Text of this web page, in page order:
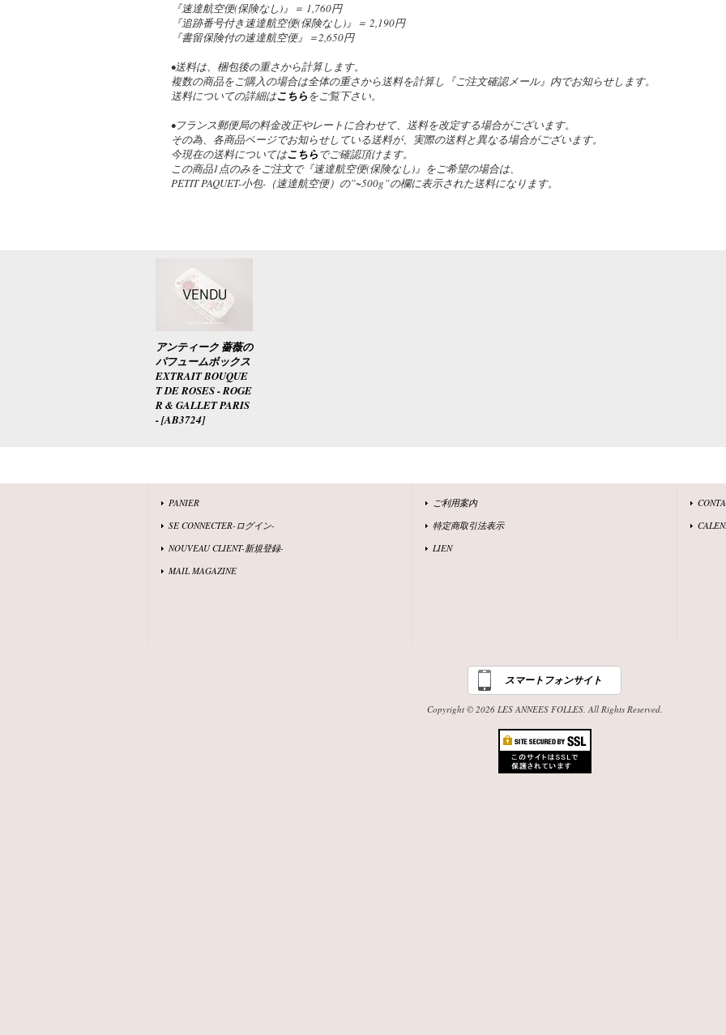
『速達航空便(保険なし)』＝ 1,760円
『追跡番号付き速達航空便(保険なし)』＝ 2,190円
『書留保険付の速達航空便』＝2,650円
•送料は、梱包後の重さから計算します。
複数の商品をご購入の場合は全体の重さから送料を計算し『ご注文確認メール』内でお知らせします。
送料についての詳細はこちらをご覧下さい。
•フランス郵便局の料金改正やレートに合わせて、送料を改定する場合がございます。
その為、各商品ページでお知らせしている送料が、実際の送料と異なる場合がございます。
今現在の送料についてはこちらでご確認頂けます。
この商品1点のみをご注文で『速達航空便(保険なし)』をご希望の場合は、
PETIT PAQUET-小包-（速達航空便）の”~500g”の欄に表示された送料になります。
アンティーク 薔薇の
パフュームボックス
EXTRAIT BOUQUE
T DE ROSES - ROGE
R & GALLET PARIS
-[AB3724]
PANIER
SE CONNECTER-ログイン-
NOUVEAU CLIENT-新規登録-
MAIL MAGAZINE
ご利用案内
特定商取引法表示
LIEN
スマートフォンサイト
Copyright © 2026 LES ANNEES FOLLES. All Rights Reserved.